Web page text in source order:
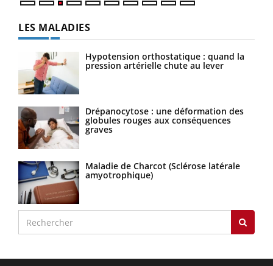
LES MALADIES
Hypotension orthostatique : quand la
pression artérielle chute au lever
Drépanocytose : une déformation des
globules rouges aux conséquences
graves
Maladie de Charcot (Sclérose latérale
amyotrophique)